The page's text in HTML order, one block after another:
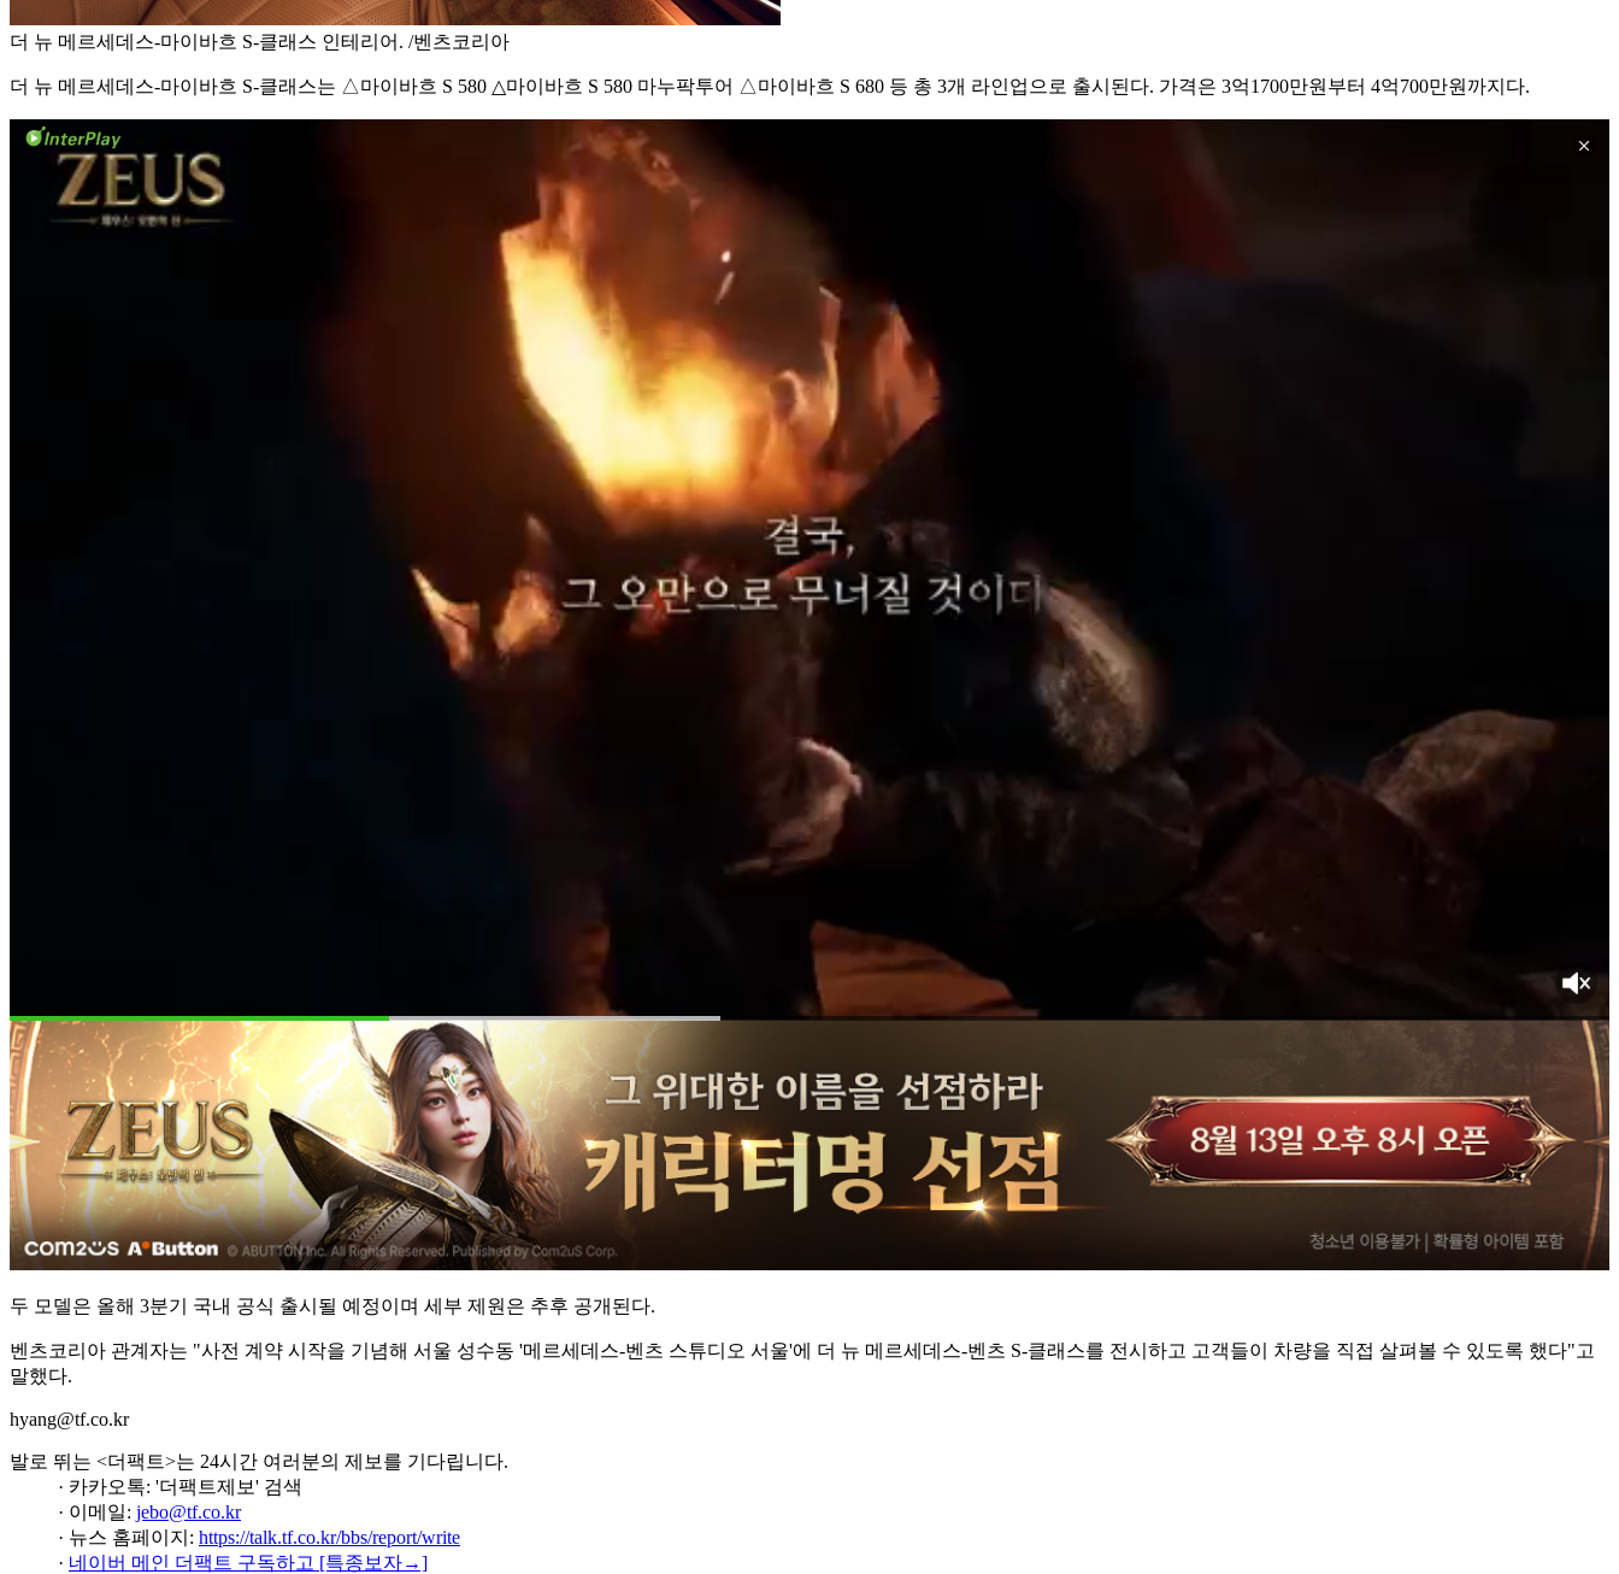
더 뉴 메르세데스-마이바흐 S-클래스 인테리어. /벤츠코리아
더 뉴 메르세데스-마이바흐 S-클래스는 △마이바흐 S 580 △마이바흐 S 580 마누팍투어 △마이바흐 S 680 등 총 3개 라인업으로 출시된다. 가격은 3억1700만원부터 4억700만원까지다.
두 모델은 올해 3분기 국내 공식 출시될 예정이며 세부 제원은 추후 공개된다.
벤츠코리아 관계자는 "사전 계약 시작을 기념해 서울 성수동 '메르세데스-벤츠 스튜디오 서울'에 더 뉴 메르세데스-벤츠 S-클래스를 전시하고 고객들이 차량을 직접 살펴볼 수 있도록 했다"고
말했다.
hyang@tf.co.kr
발로 뛰는 <더팩트>는 24시간 여러분의 제보를 기다립니다.
· 카카오톡: '더팩트제보' 검색
· 이메일: jebo@tf.co.kr
· 뉴스 홈페이지: https://talk.tf.co.kr/bbs/report/write
· 네이버 메인 더팩트 구독하고 [특종보자→]